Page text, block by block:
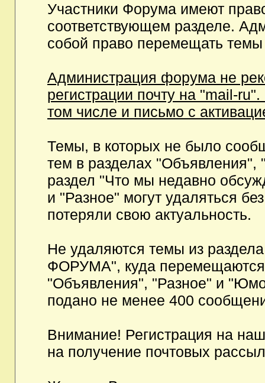
Участники Форума имеют
соответствующем разделе.
собой право перемещать темы
Администрация форума не
регистрации почту на "mail-
том числе и письмо с
Темы, в которых не было
тем в разделах
раздел "Что мы недавно
и "Разное" могут удаляться
потеряли свою актуальность.
Не удаляются темы из
ФОРУМА", куда перемещаются
"Объявления", "Разное" и
подано не менее 400
Внимание! Регистрация на
на получение почтовых